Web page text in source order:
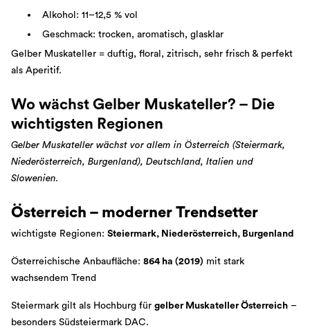
Alkohol: 11–12,5 % vol
Geschmack: trocken, aromatisch, glasklar
Gelber Muskateller = duftig, floral, zitrisch, sehr frisch & perfekt
als Aperitif.
Wo wächst Gelber Muskateller? – Die
wichtigsten Regionen
Gelber Muskateller wächst vor allem in Österreich (Steiermark,
Niederösterreich, Burgenland), Deutschland, Italien und
Slowenien.
Österreich – moderner Trendsetter
wichtigste Regionen: Steiermark, Niederösterreich, Burgenland
Österreichische Anbaufläche: 864 ha (2019) mit stark
wachsendem Trend
Steiermark gilt als Hochburg für gelber Muskateller Österreich –
besonders Südsteiermark DAC.